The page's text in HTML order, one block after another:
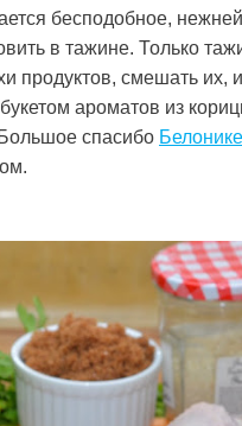
бесподобное,
в тажине. Только
продуктов, смешать их,
ароматов из
спасибо Белонике